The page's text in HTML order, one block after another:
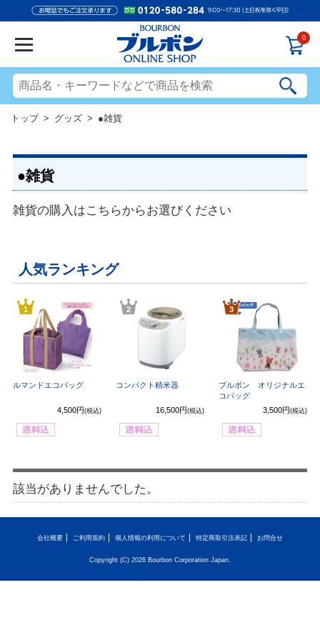
0
トップ> グッズ > ●雑貨
●雑貨
雑貨の購入はこちらからお選びください
人気ランキング
1
ルマンドエコバッグ
4,500円 (税込)
2
コンパクト精米器
16,500円 (税込)
3
ブルボン オリジナルエ
コバッグ
3,500円(税込)
該当がありませんでした。
会社概要 ご利用規約 個人情報の利用について 特定商取引法表記 お問合せ
Copyright (C) 2026 Bourbon Corporation Japan.